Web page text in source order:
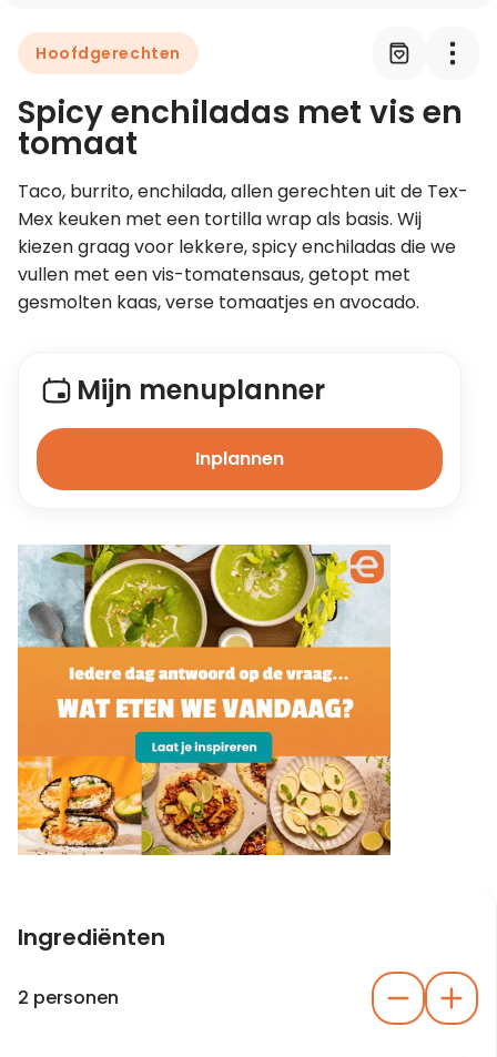
Leer koken als een chef
Kooktips & blogs
Hoofdgerechten
Spicy enchiladas met vis en
tomaat
Taco, burrito, enchilada, allen gerechten uit de Tex-
Mex keuken met een tortilla wrap als basis. Wij
kiezen graag voor lekkere, spicy enchiladas die we
vullen met een vis-tomatensaus, getopt met
gesmolten kaas, verse tomaatjes en avocado.
Mijn menuplanner
Inplannen
Ingrediënten
2 personen